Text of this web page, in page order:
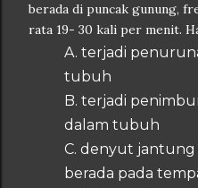
berada di puncak gunung,
rata 19- 30 kali per menit.
A. terjadi
tubuh
B. terjadi
dalam tubuh
C. denyut jantung
berada pada